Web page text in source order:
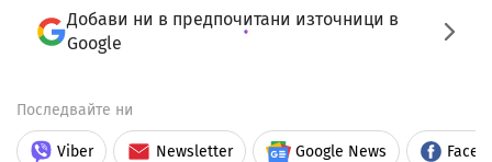
Добави ни в предпочитани източници в
Google
Последвайте ни
Viber Newsletter Google News